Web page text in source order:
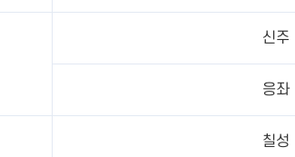
신주
응좌
칠성